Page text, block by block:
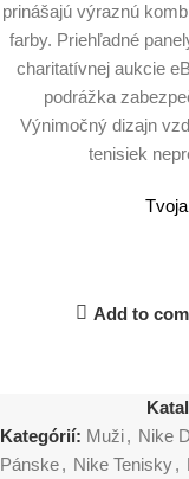
prinášajú výraznú
farby. Priehľadné
charitatívnej aukcie
podrážka
Výnimočný dizajn
tenisiek
Add to
Kategórií: Muži, Nike
Pánske, Nike Tenisky,